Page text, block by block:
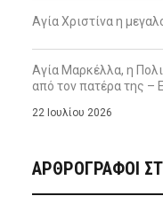
Αγία Χριστίνα η
Αγία Μαρκέλλα, η
από τον πατέρα της –
22 Ιουλίου 2026
ΑΡΘΡΟΓΡΑΦΟΙ